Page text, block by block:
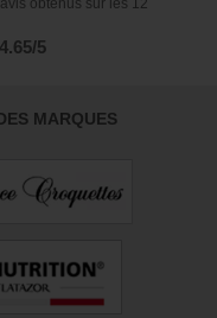
4.65/5
MARQUES